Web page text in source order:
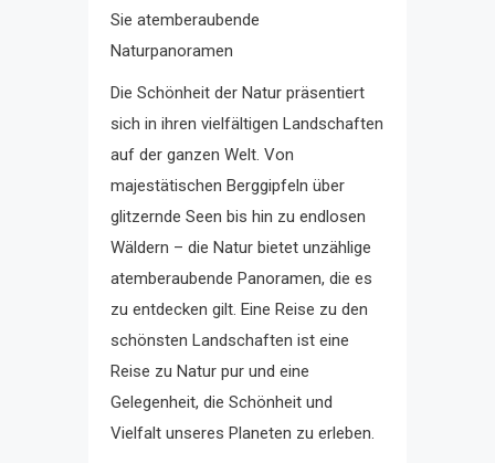
Sie atemberaubende
Naturpanoramen
Die Schönheit der Natur präsentiert
sich in ihren vielfältigen Landschaften
auf der ganzen Welt. Von
majestätischen Berggipfeln über
glitzernde Seen bis hin zu endlosen
Wäldern – die Natur bietet unzählige
atemberaubende Panoramen, die es
zu entdecken gilt. Eine Reise zu den
schönsten Landschaften ist eine
Reise zu Natur pur und eine
Gelegenheit, die Schönheit und
Vielfalt unseres Planeten zu erleben.